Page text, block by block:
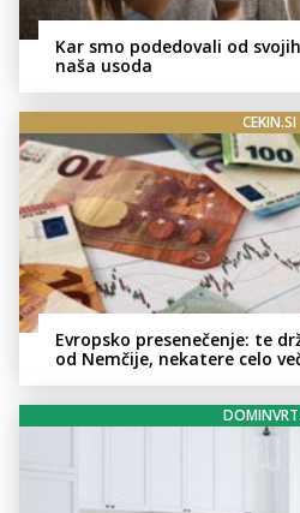
Kar smo podedovali od
naša usoda
CEKIN.SI
Evropsko presenečenje: te
od Nemčije, nekatere celo